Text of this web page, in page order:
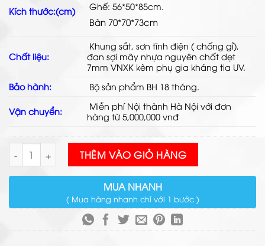
Kích thước:(cm) Ghế: 56*50*85cm.
Bàn 70*70*73cm
Chất liệu:
Khung sắt, sơn tĩnh điện ( chống gỉ),
đansợi mây nhựa nguyên chất dẹt
7mm VNXK kèm phụ gia kháng tia UV.
Bảo hành:
Bộ sản phẩm BH 18 tháng.
Vận chuyển:
Miễn phí Nội thành Hà Nội với đơn
hàng từ 5,000,000 vnđ
Bàn Ghế Mây Nhựa Ngoài Trời TL536 số lượng
THÊM VÀO GIỎ HÀNG
MUA NHANH
( Mua hàng nhanh chỉ với 1 bước )